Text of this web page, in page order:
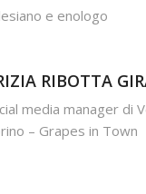
e enologo
RIBOTTA
media manager di
– Grapes in Town